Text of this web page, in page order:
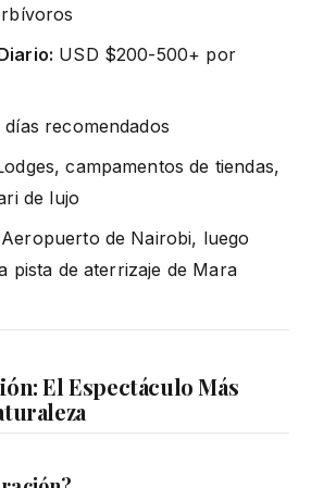
USD $200-500+ por
días recomendados
campamentos de tiendas,
de lujo
Aeropuerto de Nairobi, luego
pista de aterrizaje de Mara
El Espectáculo Más